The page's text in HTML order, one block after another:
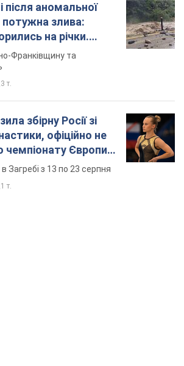
після аномальної
злива:
на річки.
Франківщину та
т.
збірну Росії зі
офіційно не
Європи
Загребі з 13 по 23 серпня
т.